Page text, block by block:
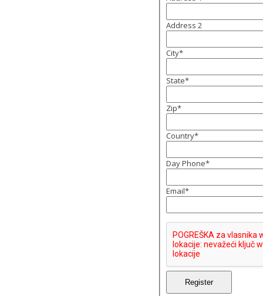
Address 2
City*
State*
Zip*
Country*
Day Phone*
Email*